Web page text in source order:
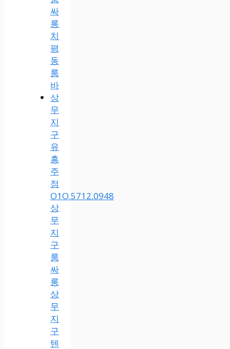
싸
롱
치
평
동
룸
바
상
무
지
구
유
흥
주
점
O1O.5712.0948
상
무
지
구
룸
싸
롱
상
무
지
구
텐